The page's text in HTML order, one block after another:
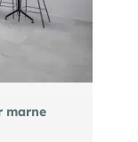
marne